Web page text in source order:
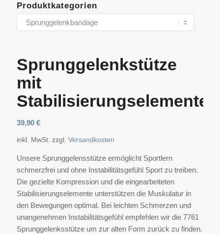
Produktkategorien
Sprunggelenkstütze
mit
Stabilisierungselementen
39,90 €
inkl. MwSt. zzgl. Versandkosten
Unsere Sprunggelensstütze ermöglicht Sportlern
schmerzfrei und ohne Instabilitätsgefühl Sport zu treiben.
Die gezielte Kompression und die eingearbeiteten
Stabilisierungselemente unterstützen die Muskulatur in
den Bewegungen optimal. Bei leichten Schmerzen und
unangenehmen Instabilitätsgefühl empfehlen wir die 7761
Sprunggelenksstütze um zur alten Form zurück zu finden.